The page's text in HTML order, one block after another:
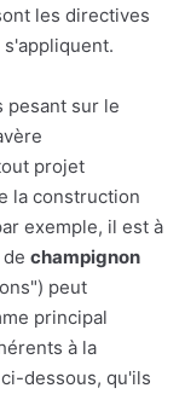
les directives
pesant sur le
projet
la construction
exemple, il est à
champignon
peut
principal
à la
dessous, qu'ils